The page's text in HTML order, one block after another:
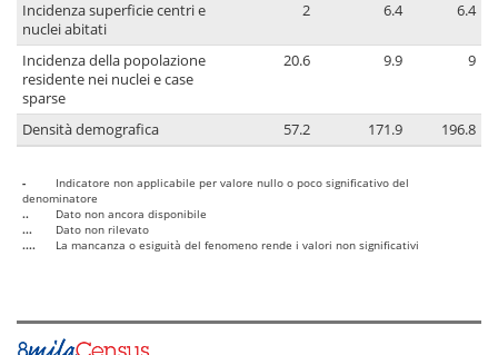
Incidenza superficie centri e
nuclei abitati
2 6.4 6.4
Incidenza della popolazione
residente nei nuclei e case
sparse
20.6 9.9 9
Densità demografica 57.2 171.9 196.8
-
Indicatore non applicabile per valore nullo o poco significativo del
denominatore
..
Dato non ancora disponibile
...
Dato non rilevato
....
La mancanza o esiguità del fenomeno rende i valori non significativi